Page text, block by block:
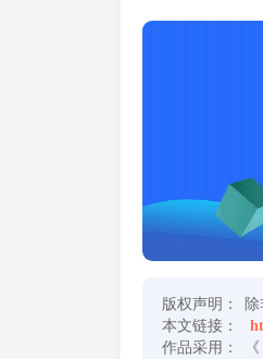
版权声明：
本文链接：
作品采用：
《